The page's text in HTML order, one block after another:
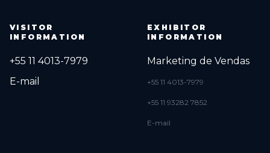
VISITOR
INFORMATION
+55 11 4013-7979
E-mail
EXHIBITOR
INFORMATION
Marketing de Vendas
+55 11 4013-7979
+55 11 93282 7852
E-mail